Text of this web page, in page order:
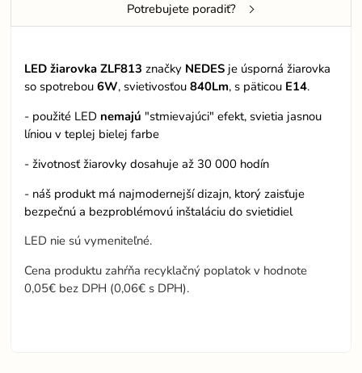
Potrebujete poradiť?
LED žiarovka ZLF813 značky NEDES je úsporná žiarovka
so spotrebou6W, svietivosťou 840Lm, s päticou E14.
- použité LED nemajú "stmievajúci" efekt, svietia jasnou
líniou v teplej bielej farbe
- životnosť žiarovky dosahuje až 30 000 hodín
- náš produkt má najmodernejší dizajn, ktorý zaisťuje
bezpečnú a bezproblémovú inštaláciu do svietidiel
LED nie sú vymeniteľné.
Cena produktu zahŕňa recyklačný poplatok v hodnote
0,05€ bez DPH (0,06€ s DPH).